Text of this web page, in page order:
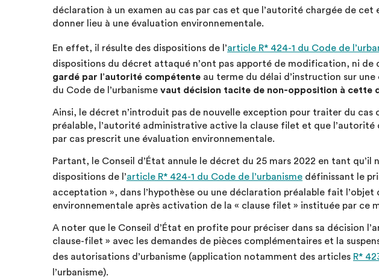
déclaration à un examen au cas par cas et que l’autorité chargée de cet
donner lieu à une évaluation environnementale.
En effet, il résulte des dispositions de l’article R* 424-1 du Code de
dispositions du décret attaqué n’ont pas apporté de modification, ni de
gardé par l’autorité compétente au terme du délai d’instruction sur une
du Code de l’urbanisme vaut décision tacite de non-opposition à cette
Ainsi, le décret n’introduit pas de nouvelle exception pour traiter du cas
préalable, l’autorité administrative active la clause filet et que l’autorité
par cas prescrit une évaluation environnementale.
Partant, le Conseil d’État annule le décret du 25 mars 2022 en tant qu’il
dispositions de l’article R* 424-1 du Code de l’urbanisme définissant le
acceptation », dans l’hypothèse ou une déclaration préalable fait l’objet
environnementale après activation de la « clause filet » instituée par ce
A noter que le Conseil d’État en profite pour préciser dans sa décision
clause-filet » avec les demandes de pièces complémentaires et la
des autorisations d’urbanisme (application notamment des articles R*
l’urbanisme).